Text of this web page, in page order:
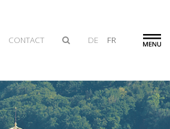
CONTACT DE FR